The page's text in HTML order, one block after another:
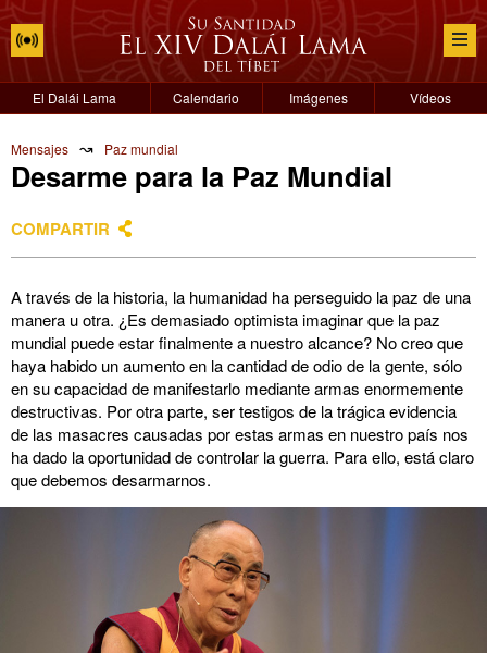
El Dalái Lama Calendario Imágenes Vídeos
Mensajes ↝ Paz mundial
Desarme para la Paz Mundial
COMPARTIR
A través de la historia, la humanidad ha perseguido la paz de una
manera u otra. ¿Es demasiado optimista imaginar que la paz
mundial puede estar finalmente a nuestro alcance? No creo que
haya habido un aumento en la cantidad de odio de la gente, sólo
en su capacidad de manifestarlo mediante armas enormemente
destructivas. Por otra parte, ser testigos de la trágica evidencia
de las masacres causadas por estas armas en nuestro país nos
ha dado la oportunidad de controlar la guerra. Para ello, está claro
que debemos desarmarnos.